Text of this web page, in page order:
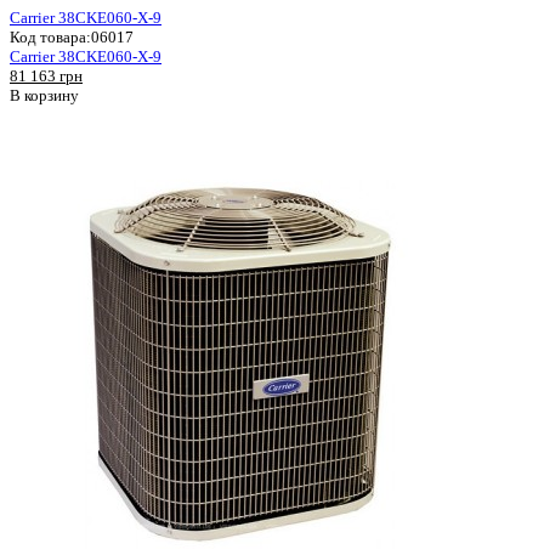
Carrier 38CKE060-X-9
Код товара:06017
Carrier 38CKE060-X-9
81 163 грн
В корзину